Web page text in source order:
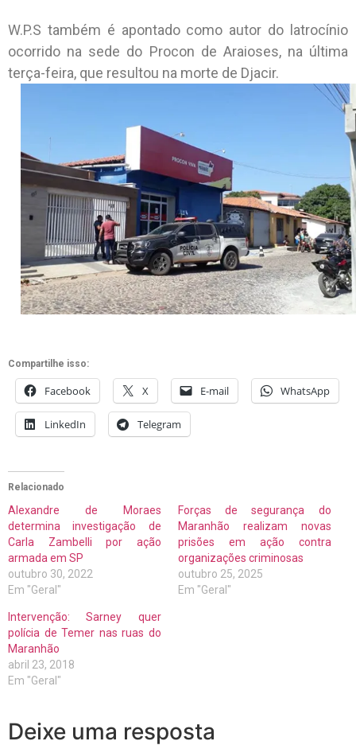
W.P.S também é apontado como autor do latrocínio
ocorrido na sede do Procon de Araioses, na última
terça-feira, que resultou na morte de Djacir.
Compartilhe isso:
Facebook X E-mail WhatsApp
LinkedIn Telegram
Relacionado
Alexandre de Moraes
determina investigação de
Carla Zambelli por ação
armada em SP
outubro 30, 2022
Em "Geral"
Forças de segurança do
Maranhão realizam novas
prisões em ação contra
organizações criminosas
outubro 25, 2025
Em "Geral"
Intervenção: Sarney quer
polícia de Temer nas ruas do
Maranhão
abril 23, 2018
Em "Geral"
Deixe uma resposta